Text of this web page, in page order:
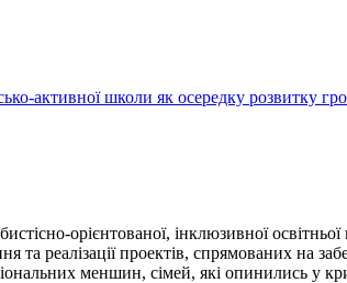
активної школи як осередку розвитку
орієнтованої, інклюзивної
та реалізації проектів, спрямованих на
меншин, сімей, які опинились у